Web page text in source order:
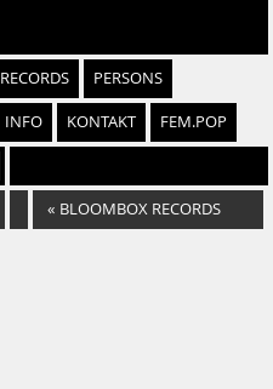
RECORDS PERSONS
INFO KONTAKT FEM.POP
« BLOOMBOX RECORDS